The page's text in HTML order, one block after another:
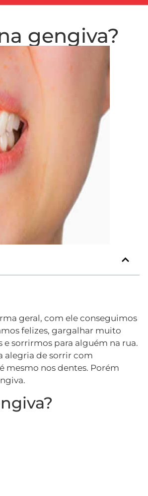
gengiva?
geral, com ele conseguimos
felizes, gargalhar muito
sorrirmos para alguém na rua.
alegria de sorrir com
mesmo nos dentes. Porém